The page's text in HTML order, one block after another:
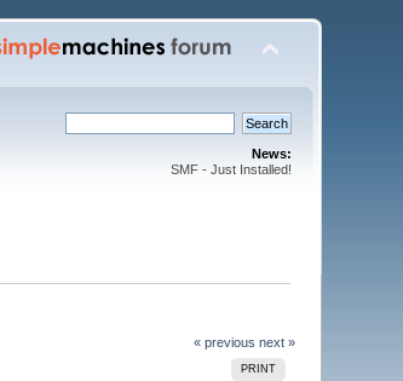
News:
SMF - Just Installed!
« previous next »
PRINT